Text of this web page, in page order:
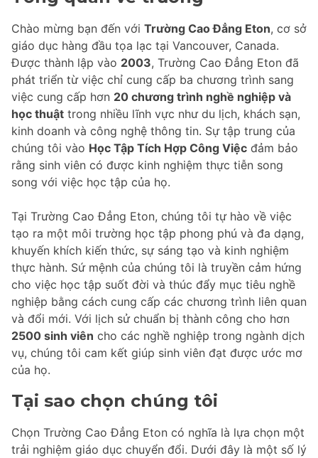
Chào mừng bạn đến với Trường Cao Đẳng Eton, cơ sở
giáo dục hàng đầu tọa lạc tại Vancouver, Canada.
Được thành lập vào 2003, Trường Cao Đẳng Eton đã
phát triển từ việc chỉ cung cấp ba chương trình sang
việc cung cấp hơn 20 chương trình nghề nghiệp và
học thuật trong nhiều lĩnh vực như du lịch, khách sạn,
kinh doanh và công nghệ thông tin. Sự tập trung của
chúng tôi vào Học Tập Tích Hợp Công Việc đảm bảo
rằng sinh viên có được kinh nghiệm thực tiễn song
song với việc học tập của họ.
Tại Trường Cao Đẳng Eton, chúng tôi tự hào về việc
tạo ra một môi trường học tập phong phú và đa dạng,
khuyến khích kiến thức, sự sáng tạo và kinh nghiệm
thực hành. Sứ mệnh của chúng tôi là truyền cảm hứng
cho việc học tập suốt đời và thúc đẩy mục tiêu nghề
nghiệp bằng cách cung cấp các chương trình liên quan
và đổi mới. Với lịch sử chuẩn bị thành công cho hơn
2500 sinh viên cho các nghề nghiệp trong ngành dịch
vụ, chúng tôi cam kết giúp sinh viên đạt được ước mơ
của họ.
Tại sao chọn chúng tôi
Chọn Trường Cao Đẳng Eton có nghĩa là lựa chọn một
trải nghiệm giáo dục chuyển đổi. Dưới đây là một số lý